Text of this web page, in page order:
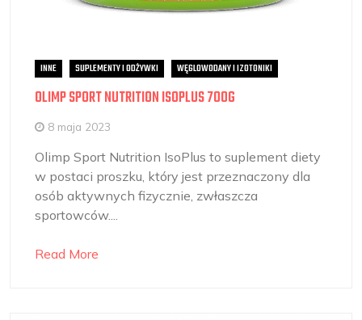
INNE SUPLEMENTY I ODŻYWKI WĘGLOWODANY I IZOTONIKI
OLIMP SPORT NUTRITION ISOPLUS 700G
8 maja 2023
Olimp Sport Nutrition IsoPlus to suplement diety
w postaci proszku, który jest przeznaczony dla
osób aktywnych fizycznie, zwłaszcza
sportowców....
Read More